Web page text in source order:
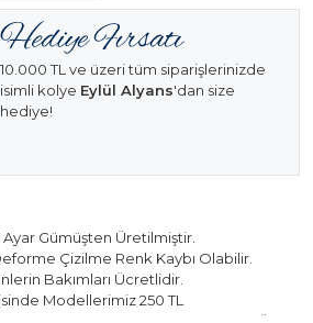
10.000 TL ve üzeri tüm siparişlerinizde
isimli kolye Eylül Alyans'dan size
hediye!
Gümüşten Üretilmiştir.
Çizilme Renk Kaybı Olabilir.
Bakımları Ücretlidir.
Modellerimiz 250 TL